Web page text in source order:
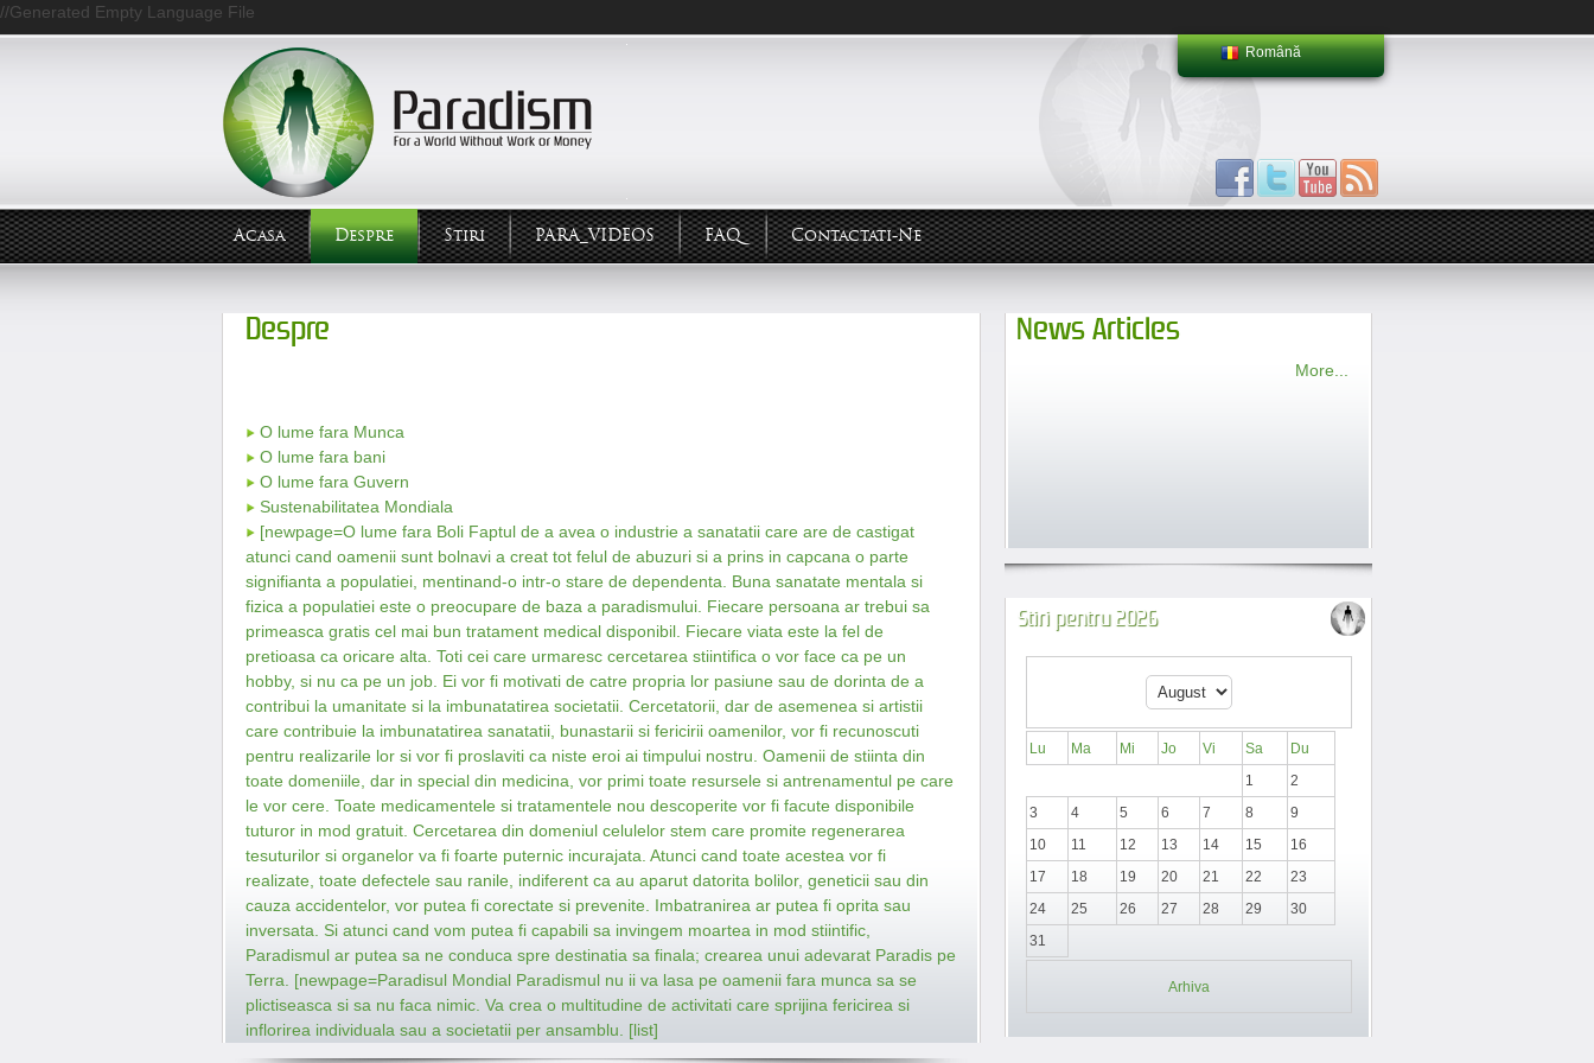
//Generated Empty Language File
Română
Acasa Despre Stiri PARA_VIDEOS FAQ Contactati-Ne
Despre
O lume fara Munca
O lume fara bani
O lume fara Guvern
Sustenabilitatea Mondiala
[newpage=O lume fara Boli Faptul de a avea o industrie a sanatatii care are de castigat
atunci cand oamenii sunt bolnavi a creat tot felul de abuzuri si a prins in capcana o parte
signifianta a populatiei, mentinand-o intr-o stare de dependenta. Buna sanatate mentala si
fizica a populatiei este o preocupare de baza a paradismului. Fiecare persoana ar trebui sa
primeasca gratis cel mai bun tratament medical disponibil. Fiecare viata este la fel de
pretioasa ca oricare alta. Toti cei care urmaresc cercetarea stiintifica o vor face ca pe un
hobby, si nu ca pe un job. Ei vor fi motivati de catre propria lor pasiune sau de dorinta de a
contribui la umanitate si la imbunatatirea societatii. Cercetatorii, dar de asemenea si artistii
care contribuie la imbunatatirea sanatatii, bunastarii si fericirii oamenilor, vor fi recunoscuti
pentru realizarile lor si vor fi proslaviti ca niste eroi ai timpului nostru. Oamenii de stiinta din
toate domeniile, dar in special din medicina, vor primi toate resursele si antrenamentul pe care
le vor cere. Toate medicamentele si tratamentele nou descoperite vor fi facute disponibile
tuturor in mod gratuit. Cercetarea din domeniul celulelor stem care promite regenerarea
tesuturilor si organelor va fi foarte puternic incurajata. Atunci cand toate acestea vor fi
realizate, toate defectele sau ranile, indiferent ca au aparut datorita bolilor, geneticii sau din
cauza accidentelor, vor putea fi corectate si prevenite. Imbatranirea ar putea fi oprita sau
inversata. Si atunci cand vom putea fi capabili sa invingem moartea in mod stiintific,
Paradismul ar putea sa ne conduca spre destinatia sa finala; crearea unui adevarat Paradis pe
Terra. [newpage=Paradisul Mondial Paradismul nu ii va lasa pe oamenii fara munca sa se
plictiseasca si sa nu faca nimic. Va crea o multitudine de activitati care sprijina fericirea si
inflorirea individuala sau a societatii per ansamblu. [list]
News Articles
More...
Stiri pentru 2026
Lu Ma Mi Jo Vi Sa
Du
1
2
3
4 5 6 7 8
9
10
11 12 13 14 15
16
17
18 19 20 21 22
23
24
25 26 27 28 29
30
31
Arhiva